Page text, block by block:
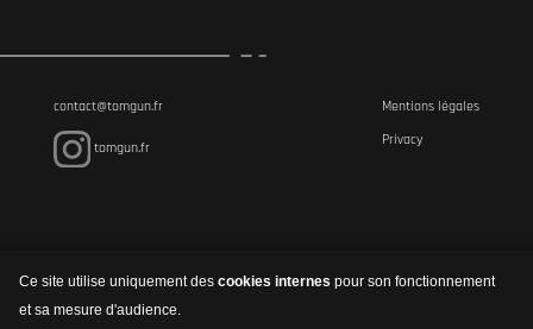
contact@tomgun.fr
tomgun.fr
Mentions légales
Privacy
Ce site utilise uniquement des cookies internes pour son fonctionnement
et sa mesure d'audience.